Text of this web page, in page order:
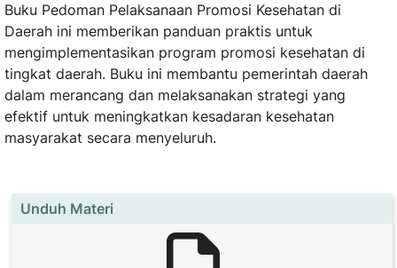
Buku Pedoman Pelaksanaan Promosi Kesehatan di
Daerah ini memberikan panduan praktis untuk
mengimplementasikan program promosi kesehatan di
tingkat daerah. Buku ini membantu pemerintah daerah
dalam merancang dan melaksanakan strategi yang
efektif untuk meningkatkan kesadaran kesehatan
masyarakat secara menyeluruh.
Unduh Materi